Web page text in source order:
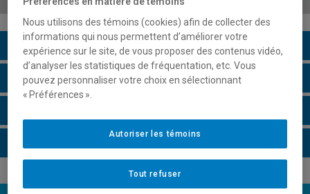
Description du cours
Horaire - Été 2026
Nous utilisons des témoins (cookies) afin de collecter des
informations qui nous permettent d’améliorer votre
expérience sur le site, de vous proposer des contenus vidéo,
d’analyser les statistiques de fréquentation, etc. Vous
pouvez personnaliser votre choix en sélectionnant
« Préférences ».
Tout refuser
Autoriser les témoins